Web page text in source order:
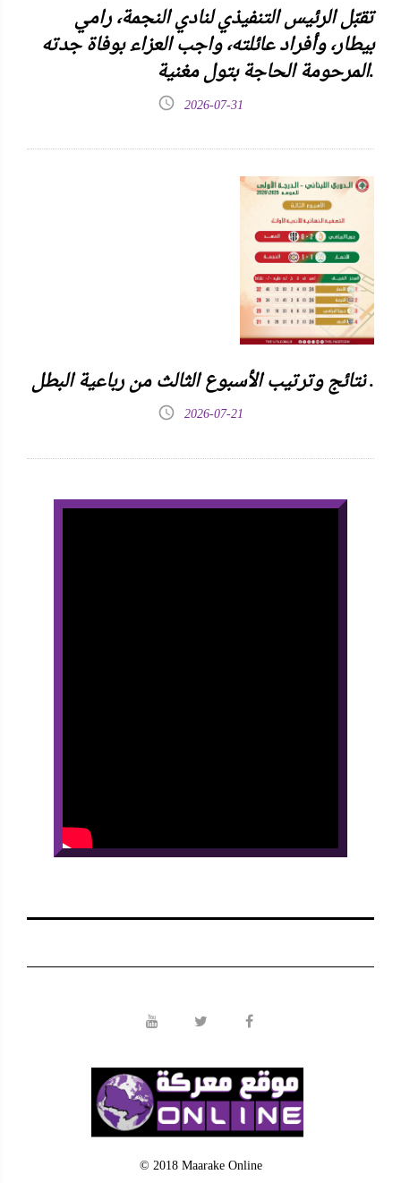
تقبّل الرئيس التنفيذي لنادي النجمة، رامي
بيطار، وأفراد عائلته، واجب العزاء بوفاة جدته
المرحومة الحاجة بتول مغنية.
2026-07-31
نتائج وترتيب الأسبوع الثالث من رباعية البطل .
2026-07-21
© 2018 Maarake Online